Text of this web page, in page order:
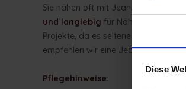
Diese
Sie nähen oft mit Jeansstoffen oder
und langlebig für Nähte,
Projekte, da es seltener reißt als
empfehlen wir eine Jeansnadel NM
Pflegehinweise: